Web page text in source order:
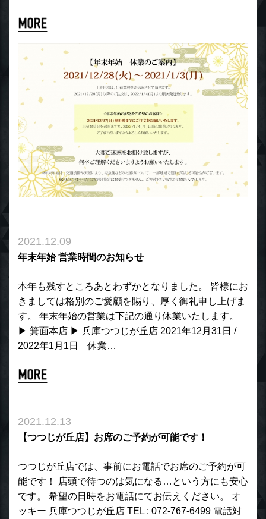
2021.12.09
年末年始 営業時間のお知らせ
本年も残すところあとわずかとなりました。 皆様にお
きましては格別のご愛顧を賜り、厚く御礼申し上げま
す。 年末年始の営業は下記の通り休業いたします。
▶︎ 箕面本店 ▶︎ 兵庫つつじが丘店 2021年12月31日 /
2022年1月1日 休業…
2021.12.13
【つつじが丘店】お席のご予約が可能です！
つつじが丘店では、事前にお電話でお席のご予約が可
能です！ 店頭で待つのは気になる…という方にも安心
です。 希望の日時をお電話にてお伝えください。 オ
ッキー 兵庫つつじが丘店 TEL : 072-767-6499 電話対